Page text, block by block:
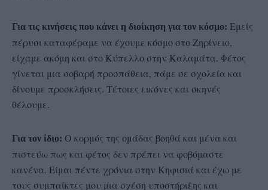
Για τις κινήσεις που κάνει η διοίκηση για τον κόσμο: Εμείς
πέρυσι καταφέραμε να έχουμε κόσμο στο Ζηρίνειο,
είχαμε ακόμη και στο Κύπελλο στην Καλαμάτα. Φέτος
γίνεται μια σοβαρή προσπάθεια, πάμε σε σχολεία και
δίνουμε προσκλήσεις. Τέτοιες εικόνες και σκηνές
θέλουμε.
Για τον ίδιο: Ο κορμός της ομάδας βοηθά και μένα και
πιστεύω πως και φέτος δεν πρέπει να φοβόμαστε
κανένα. Είμαι πέντε χρόνια στην Κηφισιά και έχω με
τους συμπαίκτες μου μια σχέση υποστήριξης και